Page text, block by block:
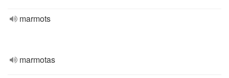
marmots
marmotas